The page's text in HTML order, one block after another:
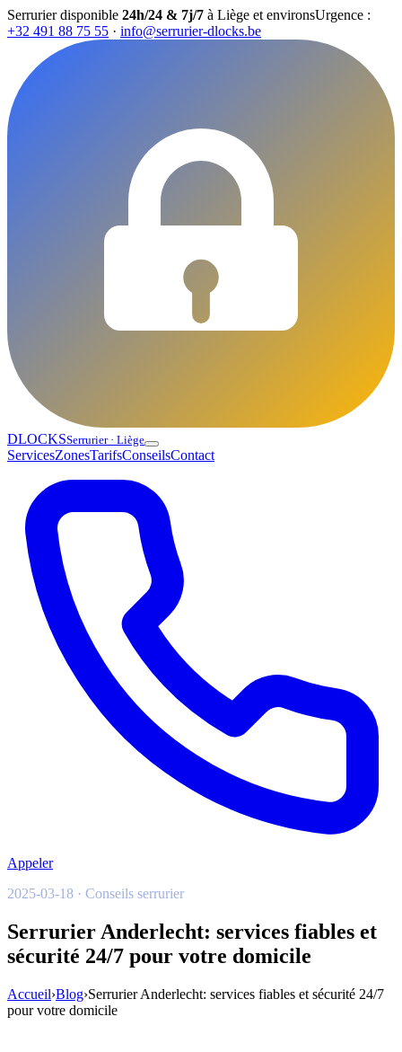
Serrurier disponible 24h/24 & 7j/7 à Liège et environsUrgence :
+32 491 88 75 55 · info@serrurier-dlocks.be
DLOCKSSerrurier · Liège
ServicesZonesTarifsConseilsContact
Appeler
2025-03-18 · Conseils serrurier
Serrurier Anderlecht: services fiables et
sécurité 24/7 pour votre domicile
Accueil›Blog›Serrurier Anderlecht: services fiables et sécurité 24/7
pour votre domicile